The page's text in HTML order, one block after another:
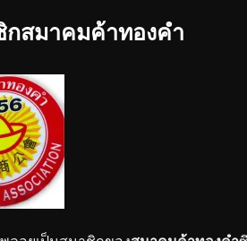
กสมาคมค้าทองคำ